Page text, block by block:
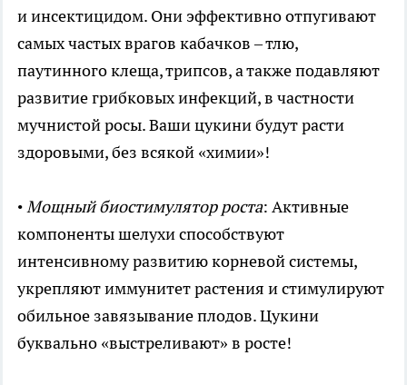
и инсектицидом. Они эффективно отпугивают
самых частых врагов кабачков – тлю,
паутинного клеща, трипсов, а также подавляют
развитие грибковых инфекций, в частности
мучнистой росы. Ваши цукини будут расти
здоровыми, без всякой «химии»!
•Мощный биостимулятор роста: Активные
компоненты шелухи способствуют
интенсивному развитию корневой системы,
укрепляют иммунитет растения и стимулируют
обильное завязывание плодов. Цукини
буквально «выстреливают» в росте!